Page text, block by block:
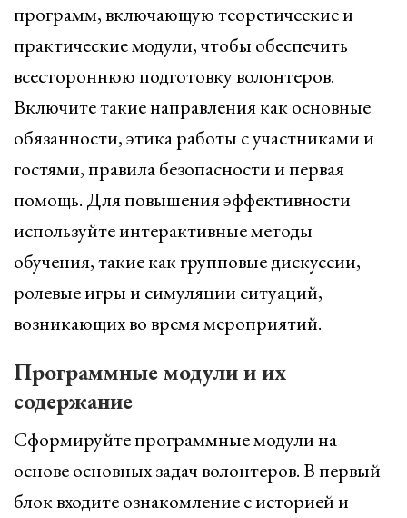
программ, включающую теоретические и
практические модули, чтобы обеспечить
всестороннюю подготовку волонтеров.
Включите такие направления как основные
обязанности, этика работы с участниками и
гостями, правила безопасности и первая
помощь. Для повышения эффективности
используйте интерактивные методы
обучения, такие как групповые дискуссии,
ролевые игры и симуляции ситуаций,
возникающих во время мероприятий.
Программные модули и их
содержание
Сформируйте программные модули на
основе основных задач волонтеров. В первый
блок входите ознакомление с историей и